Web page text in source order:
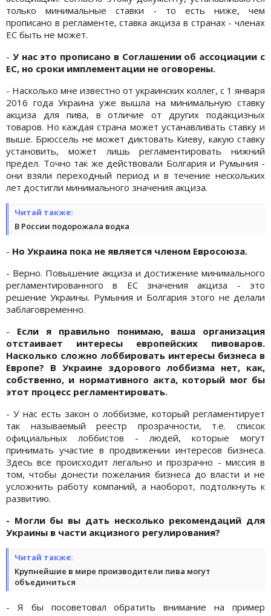
только минимальные ставки - то есть ниже, чем
прописано в регламенте, ставка акциза в странах - членах
ЕС быть не может.
- У нас это прописано в Соглашении об ассоциации с
ЕС, но сроки имплементации не оговорены.
- Насколько мне известно от украинских коллег, с 1 января
2016 года Украина уже вышла на минимальную ставку
акциза для пива, в отличие от других подакцизных
товаров. Но каждая страна может устанавливать ставку и
выше. Брюссель не может диктовать Киеву, какую ставку
установить, может лишь регламентировать нижний
предел. Точно так же действовали Болгария и Румыния -
они взяли переходный период и в течение нескольких
лет достигли минимального значения акциза.
Читай также:
В России подорожала водка
- Но Украина пока не является членом Евросоюза.
- Верно. Повышение акциза и достижение минимального
регламентированного в ЕС значения акциза - это
решение Украины. Румыния и Болгария этого не делали
заблаговременно.
- Если я правильно понимаю, ваша организация
отстаивает интересы европейских пивоваров.
Насколько сложно лоббировать интересы бизнеса в
Европе? В Украине здорового лоббизма нет, как,
собственно, и нормативного акта, который мог бы
этот процесс регламентировать.
- У нас есть закон о лоббизме, который регламентирует
так называемый реестр прозрачности, т.е. список
официальных лоббистов - людей, которые могут
принимать участие в продвижении интересов бизнеса.
Здесь все происходит легально и прозрачно - миссия в
том, чтобы донести пожелания бизнеса до власти и не
усложнить работу компаний, а наоборот, подтолкнуть к
развитию.
- Могли бы вы дать несколько рекомендаций для
Украины в части акцизного регулирования?
Читай также:
Крупнейшие в мире производители пива могут
объединиться
- Я бы посоветовал обратить внимание на пример